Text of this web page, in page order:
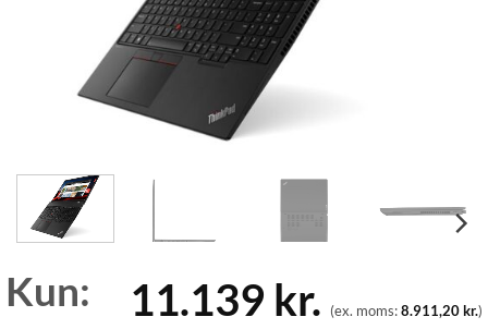
Kun: 11.139 kr. (ex. moms:8.911,20kr.)